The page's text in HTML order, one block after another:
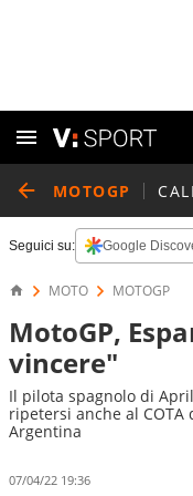
MOTOGP
Seguici su: Google
MOTO MOTOGP
MotoGP,
vincere"
Il pilota spagnolo di
ripetersi anche al
Argentina
07/04/22 19:36